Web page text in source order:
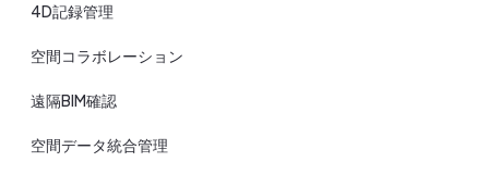
4D記録管理
空間コラボレーション
遠隔BIM確認
空間データ統合管理